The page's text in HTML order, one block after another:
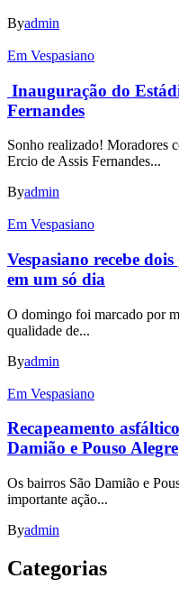
Byadmin
Em Vespasiano
Inauguração do
Fernandes
Sonho realizado! Moradores
Ercio de Assis Fernandes...
Byadmin
Em Vespasiano
Vespasiano recebe
em um só dia
O domingo foi marcado por
qualidade de...
Byadmin
Em Vespasiano
Recapeamento
Damião e Pouso Alegre
Os bairros São Damião e
importante ação...
Byadmin
Categorias